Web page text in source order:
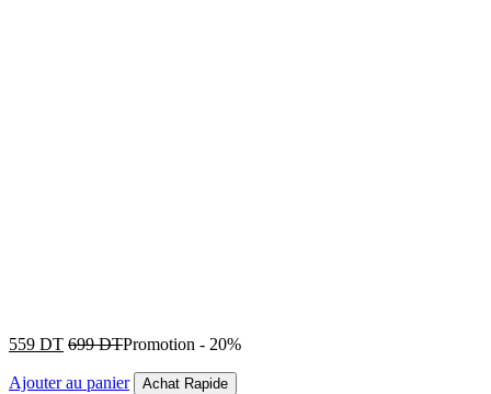
559 DT 699DTPromotion - 20%
Ajouter au panier Achat Rapide